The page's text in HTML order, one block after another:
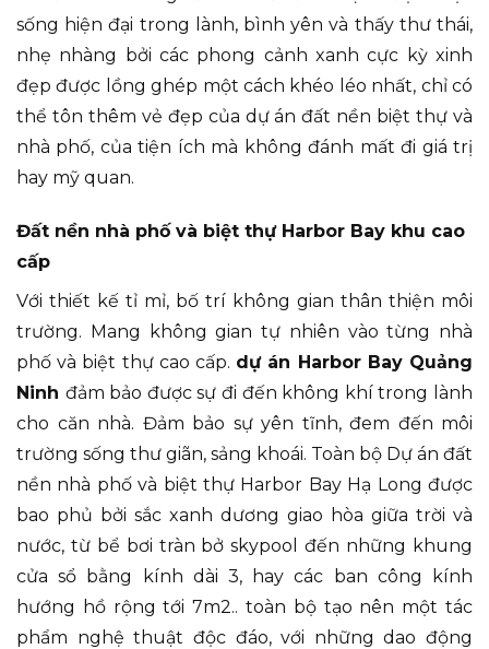
sống hiện đại trong lành, bình yên và thấy thư thái,
nhẹ nhàng bởi các phong cảnh xanh cực kỳ xinh
đẹp được lồng ghép một cách khéo léo nhất, chỉ có
thể tôn thêm vẻ đẹp của dự án đất nền biệt thự và
nhà phố, của tiện ích mà không đánh mất đi giá trị
hay mỹ quan.
Đất nền nhà phố và biệt thự Harbor Bay khu cao
cấp
Với thiết kế tỉ mỉ, bố trí không gian thân thiện môi
trường. Mang không gian tự nhiên vào từng nhà
phố và biệt thự cao cấp. dự án Harbor Bay Quảng
Ninh đảm bảo được sự đi đến không khí trong lành
cho căn nhà. Đảm bảo sự yên tĩnh, đem đến môi
trường sống thư giãn, sảng khoái. Toàn bộ Dự án đất
nền nhà phố và biệt thự Harbor Bay Hạ Long được
bao phủ bởi sắc xanh dương giao hòa giữa trời và
nước, từ bể bơi tràn bở skypool đến những khung
cửa sổ bằng kính dài 3, hay các ban công kính
hướng hồ rộng tới 7m2.. toàn bộ tạo nên một tác
phẩm nghệ thuật độc đáo, với những dao động